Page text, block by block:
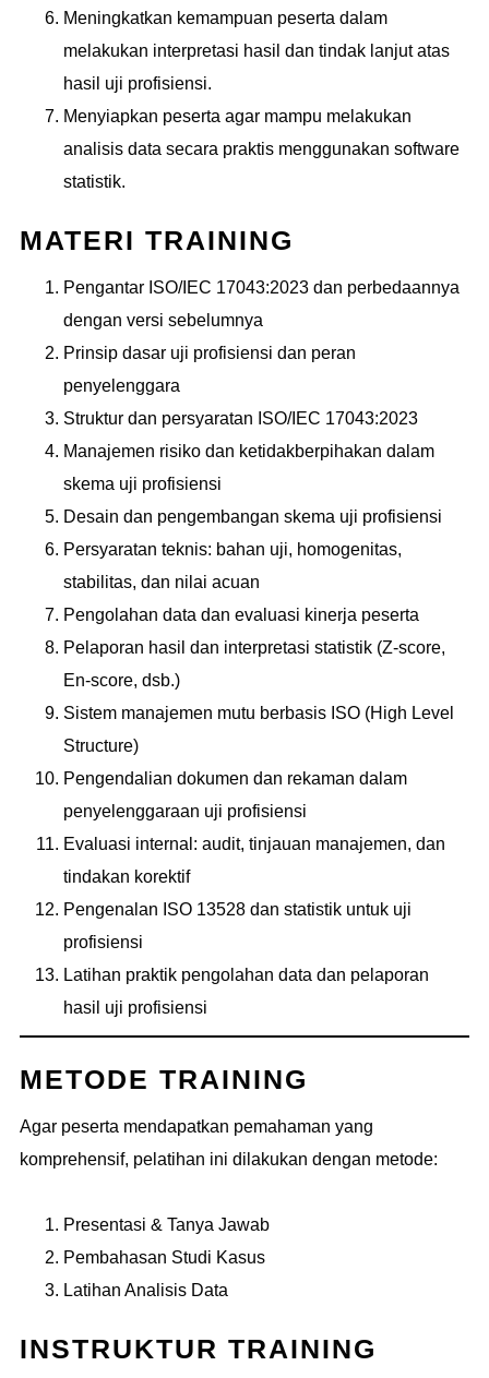
Meningkatkan kemampuan peserta dalam
melakukan interpretasi hasil dan tindak lanjut atas
hasil uji profisiensi.
Menyiapkan peserta agar mampu melakukan
analisis data secara praktis menggunakan software
statistik.
MATERI TRAINING
Pengantar ISO/IEC 17043:2023 dan perbedaannya
dengan versi sebelumnya
Prinsip dasar uji profisiensi dan peran
penyelenggara
Struktur dan persyaratan ISO/IEC 17043:2023
Manajemen risiko dan ketidakberpihakan dalam
skema uji profisiensi
Desain dan pengembangan skema uji profisiensi
Persyaratan teknis: bahan uji, homogenitas,
stabilitas, dan nilai acuan
Pengolahan data dan evaluasi kinerja peserta
Pelaporan hasil dan interpretasi statistik (Z-score,
En-score, dsb.)
Sistem manajemen mutu berbasis ISO (High Level
Structure)
Pengendalian dokumen dan rekaman dalam
penyelenggaraan uji profisiensi
Evaluasi internal: audit, tinjauan manajemen, dan
tindakan korektif
Pengenalan ISO 13528 dan statistik untuk uji
profisiensi
Latihan praktik pengolahan data dan pelaporan
hasil uji profisiensi
METODE TRAINING
Agar peserta mendapatkan pemahaman yang
komprehensif, pelatihan ini dilakukan dengan metode:
Presentasi & Tanya Jawab
Pembahasan Studi Kasus
Latihan Analisis Data
INSTRUKTUR TRAINING